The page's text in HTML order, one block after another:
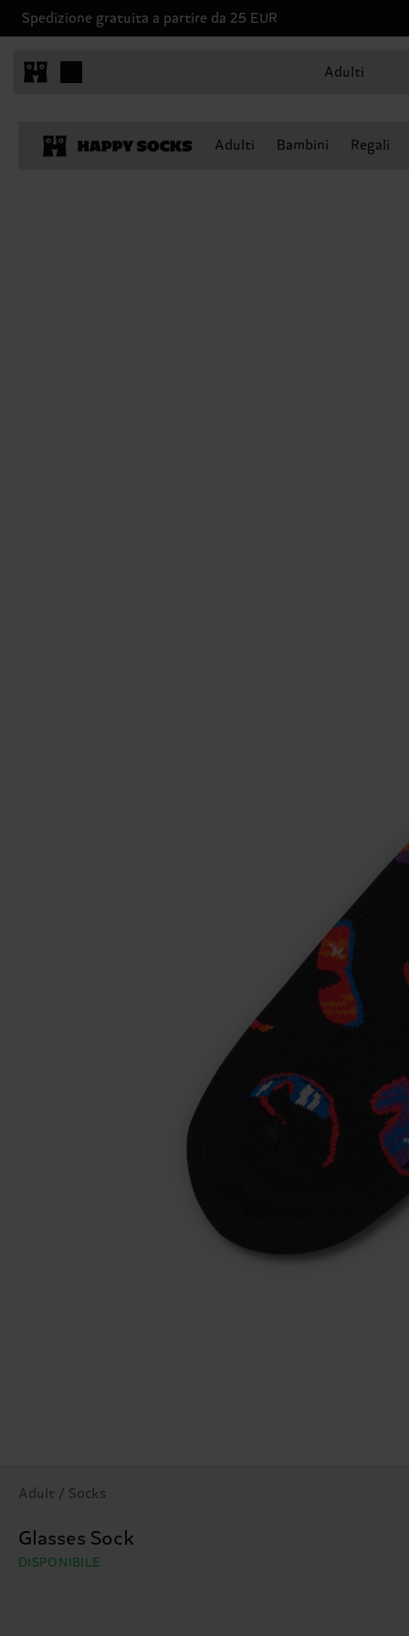
Spedizione gratuita a partire da 25 EUR
Adulti
Adulti Bambini Regali
Adult / Socks
Glasses Sock
DISPONIBILE